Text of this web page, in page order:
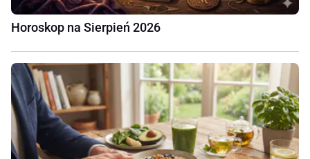
Horoskop na Sierpień 2026